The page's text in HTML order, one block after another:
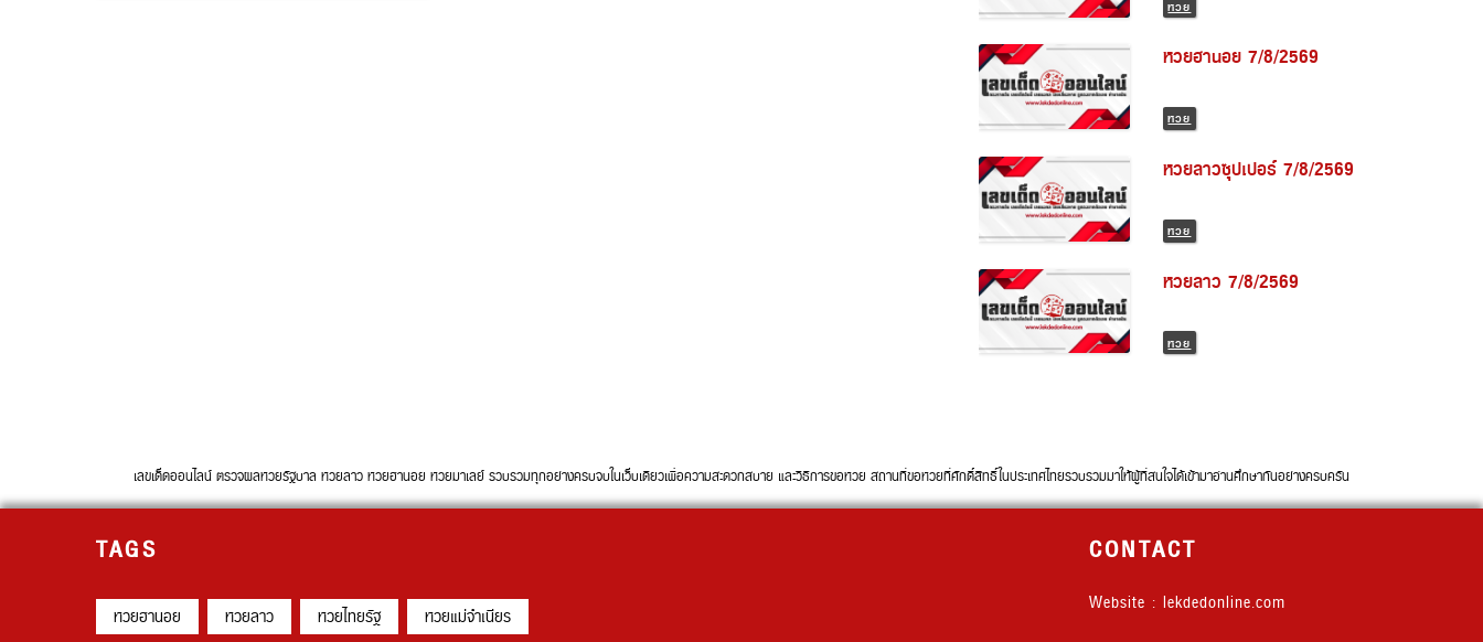
หวย
หวยฮานอย 7/8/2569
หวย
หวยลาวซุปเปอร์ 7/8/2569
หวย
หวยลาว 7/8/2569
หวย
เลขเด็ดออนไลน์ ตรวจผลหวยรัฐบาล หวยลาว หวยฮานอย หวยมาเลย์ รวบรวมทุกอย่างครบจบในเว็บเดียวเพื่อความสะดวกสบาย และวิธีการขอหวย สถานที่ขอหวยที่ศักดิ์สิทธิ์ในประเทศไทยรวบรวมมาให้ผู้ที่สนใจได้เข้ามาอ่านศึกษากันอย่างครบครัน
TAGS
หวยฮานอย หวยลาว หวยไทยรัฐ หวยแม่จำเนียร
CONTACT
Website : lekdedonline.com